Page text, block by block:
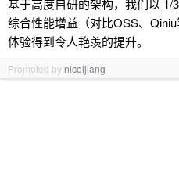
基于高度自研的架构，我们以 1/
综合性能增益（对比OSS、
体验得到令人艳羡的提升。
Promoted by nicoljiang